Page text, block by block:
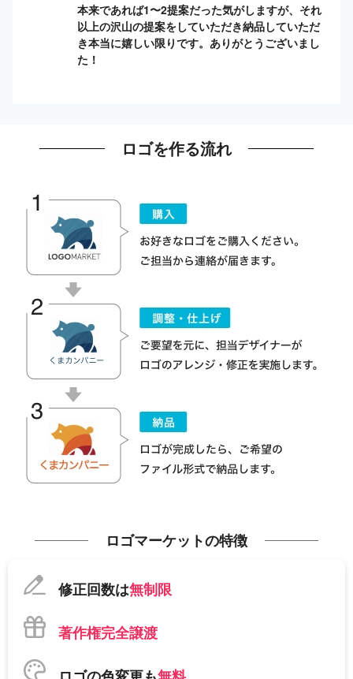
本来であれば1〜2提案だった気がしますが、それ
以上の沢山の提案をしていただき納品していただ
き本当に嬉しい限りです。ありがとうございまし
た！
ロゴを作る流れ
ロゴマーケットの特徴
修正回数は無制限
著作権完全譲渡